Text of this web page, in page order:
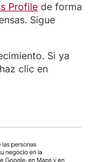
Profile de forma
Sigue
Si ya
clic en